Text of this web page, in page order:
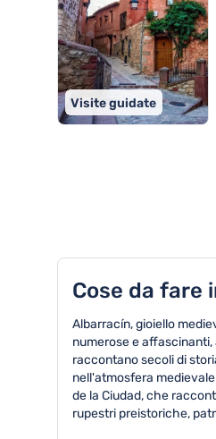
Visite guidate
Cose da fare
Albarracín, gioiello
numerose e
raccontano secoli di
nell'atmosfera
de la Ciudad, che
rupestri preistoriche,